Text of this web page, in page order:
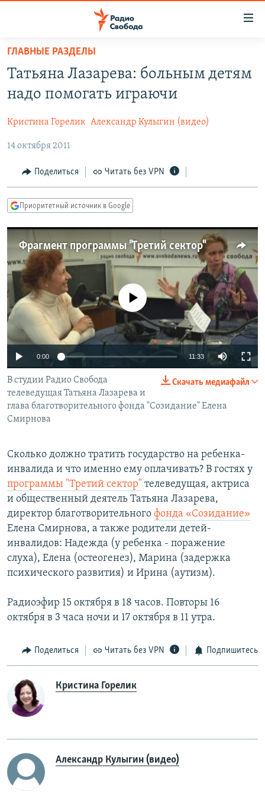
упрощенного
доступа
основному
Вернутся
главной
навигации
Вернутся
поиску
ЦИТАТЫ СВОБОДЫ
МНЕНИЯ
КУЛЬТУРА
IDEL.РЕАЛИИ
КАВКАЗ.РЕАЛИИ
СЕВЕР.РЕАЛИИ
СИБИРЬ.РЕАЛИИ
РАСПИСАНИЕ ВЕЩАНИЯ
ПОДПИШИТЕСЬ НА РАССЫЛКУ
СОЦИАЛЬНЫЕ СЕТИ
Все сайты РСЕ/РС
ГЛАВНЫЕ РАЗДЕЛЫ
Татьяна Лазарева: больным детям
надо помогать играючи
Кристина Горелик Александр Кулыгин (видео)
14 октября 2011
Поделиться Читать без VPN
Приоритетный источник в Google
Фрагмент программы "Третий сектор"
No media source currently available
0:00 11:33
Скачать медиафайл
В студии Радио Свобода
телеведущая Татьяна Лазарева и
глава благотворительного фонда "Созидание" Елена
Смирнова
Сколько должно тратить государство на ребенка-
инвалида и что именно ему оплачивать? В гостях у
программы "Третий сектор" телеведущая, актриса
и общественный деятель Татьяна Лазарева,
директор благотворительного фонда «Созидание»
Елена Смирнова, а также родители детей-
инвалидов: Надежда (у ребенка - поражение
слуха), Елена (остеогенез), Марина (задержка
психического развития) и Ирина (аутизм).
Радиоэфир 15 октября в 18 часов. Повторы 16
октября в 3 часа ночи и 17 октября в 11 утра.
Поделиться Читать без VPN Подпишитесь
Кристина Горелик
Александр Кулыгин (видео)